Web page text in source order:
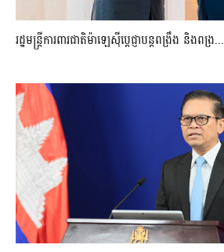
រដ្ឋមន្ត្រីការពារជាតិម៉ាឡេស៊ីប្ដេជ្ញាបន្តពង្រឹង និងពង្រ...